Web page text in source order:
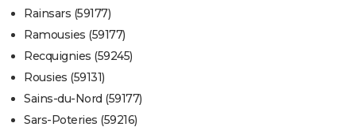
Rainsars (59177)
Ramousies (59177)
Recquignies (59245)
Rousies (59131)
Sains-du-Nord (59177)
Sars-Poteries (59216)